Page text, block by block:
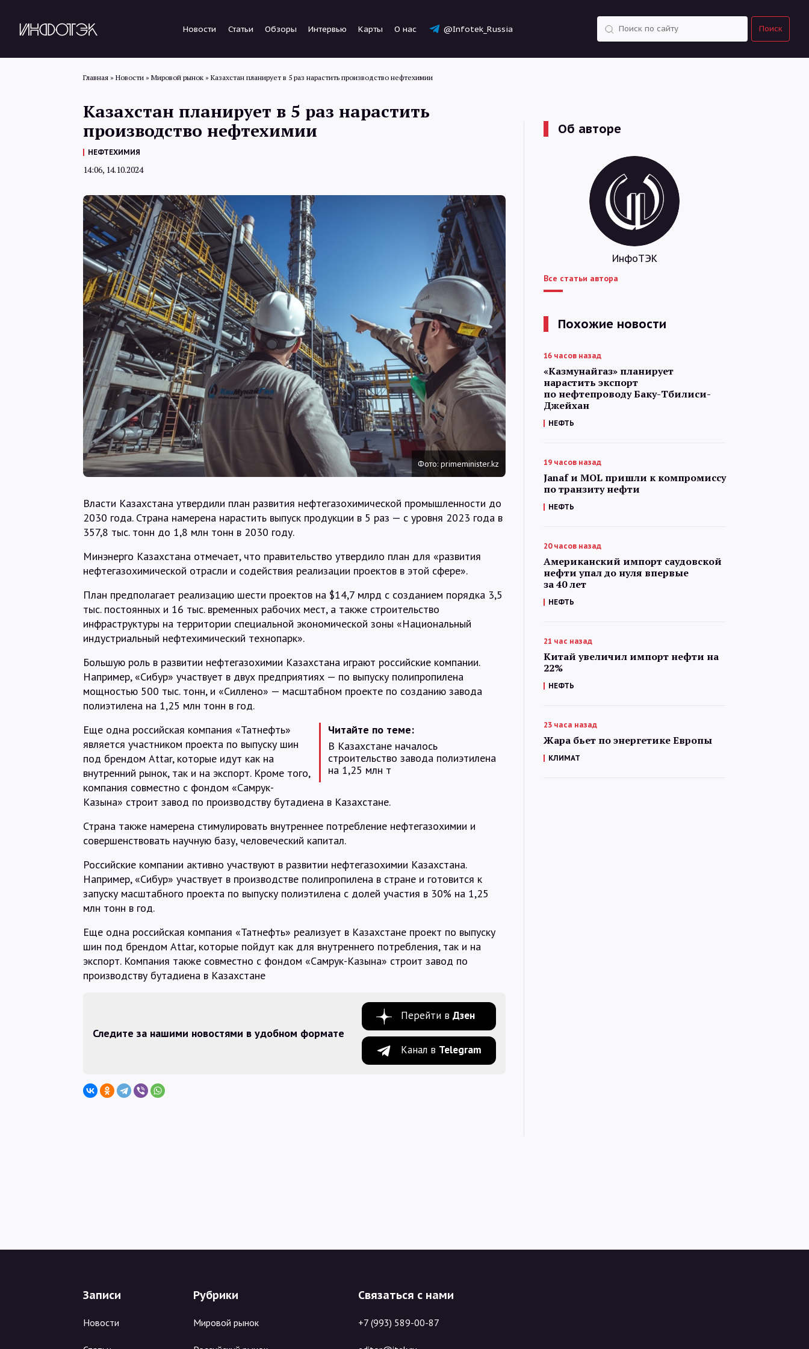
Новости Статьи Обзоры Интервью Карты О нас @Infotek_Russia Поиск
Статьи
Обзоры
Интервью
Карты
О нас
@Infotek_Russia
Главная » Новости » Мировой рынок » Казахстан планирует в 5 раз нарастить производство нефтехимии
Казахстан планирует в 5 раз нарастить
производство нефтехимии
НЕФТЕХИМИЯ
14:06, 14.10.2024
Фото: primeminister.kz
Власти Казахстана утвердили план развития нефтегазохимической промышленности до
2030 года. Страна намерена нарастить выпуск продукции в 5 раз — с уровня 2023 года в
357,8 тыс. тонн до 1,8 млн тонн в 2030 году.
Минэнерго Казахстана отмечает, что правительство утвердило план для «развития
нефтегазохимической отрасли и содействия реализации проектов в этой сфере».
План предполагает реализацию шести проектов на $14,7 млрд с созданием порядка 3,5
тыс. постоянных и 16 тыс. временных рабочих мест, а также строительство
инфраструктуры на территории специальной экономической зоны «Национальный
индустриальный нефтехимический технопарк».
Большую роль в развитии нефтегазохимии Казахстана играют российские компании.
Например, «Сибур» участвует в двух предприятиях — по выпуску полипропилена
мощностью 500 тыс. тонн, и «Силлено» — масштабном проекте по созданию завода
полиэтилена на 1,25 млн тонн в год.
Читайте по теме:
В Казахстане началось
строительство завода полиэтилена
на 1,25 млн т
Еще одна российская компания «Татнефть»
является участником проекта по выпуску шин
под брендом Attar, которые идут как на
внутренний рынок, так и на экспорт. Кроме того,
компания совместно с фондом «Самрук-
Казына» строит завод по производству бутадиена в Казахстане.
Страна также намерена стимулировать внутреннее потребление нефтегазохимии и
совершенствовать научную базу, человеческий капитал.
Российские компании активно участвуют в развитии нефтегазохимии Казахстана.
Например, «Сибур» участвует в производстве полипропилена в стране и готовится к
запуску масштабного проекта по выпуску полиэтилена с долей участия в 30% на 1,25
млн тонн в год.
Еще одна российская компания «Татнефть» реализует в Казахстане проект по выпуску
шин под брендом Attar, которые пойдут как для внутреннего потребления, так и на
экспорт. Компания также совместно с фондом «Самрук-Казына» строит завод по
производству бутадиена в Казахстане
Следите за нашими новостями в удобном формате
Перейти в Дзен
Канал в Telegram
Об авторе
ИнфоТЭК
Все статьи автора
Похожие новости
16 часов назад
«Казмунайгаз» планирует
нарастить экспорт
по нефтепроводу Баку-Тбилиси-
Джейхан
НЕФТЬ
19 часов назад
Janaf и MOL пришли к компромиссу
по транзиту нефти
НЕФТЬ
20 часов назад
Американский импорт саудовской
нефти упал до нуля впервые
за 40 лет
НЕФТЬ
21 час назад
Китай увеличил импорт нефти на
22%
НЕФТЬ
23 часа назад
Жара бьет по энергетике Европы
КЛИМАТ
Записи
Новости
Рубрики
Мировой рынок
Связаться с нами
+7 (993) 589-00-87